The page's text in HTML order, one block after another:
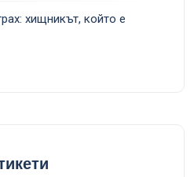
хищникът, който е